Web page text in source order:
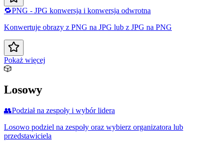
🔁PNG - JPG konwersja i konwersja odwrotna
Konwertuje obrazy z PNG na JPG lub z JPG na PNG
Pokaż więcej
🎲
Losowy
👥Podział na zespoły i wybór lidera
Losowo podziel na zespoły oraz wybierz organizatora lub
przedstawiciela